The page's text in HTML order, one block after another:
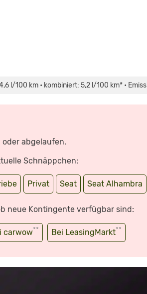
l/100 km • kombiniert: 5,2 l/100 km* •
abgelaufen.
Schnäppchen:
Privat Seat Seat Alhambra
neue Kontingente verfügbar sind:
carwow** Bei LeasingMarkt**